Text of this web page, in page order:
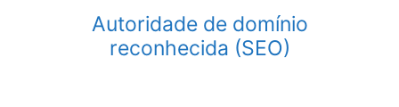
Autoridade de domínio
reconhecida (SEO)